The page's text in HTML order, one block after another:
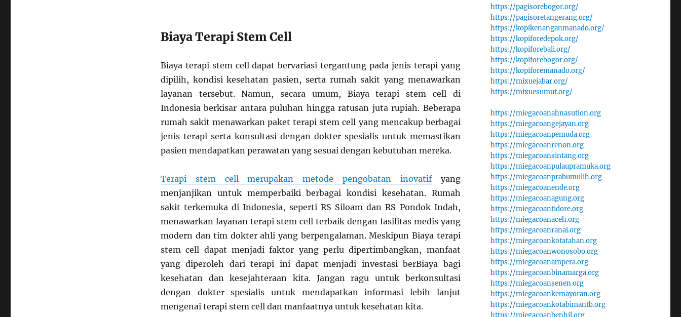
Biaya Terapi Stem Cell
Biaya terapi stem cell dapat bervariasi tergantung pada jenis terapi yang
dipilih, kondisi kesehatan pasien, serta rumah sakit yang menawarkan
layanan tersebut. Namun, secara umum, Biaya terapi stem cell di
Indonesia berkisar antara puluhan hingga ratusan juta rupiah. Beberapa
rumah sakit menawarkan paket terapi stem cell yang mencakup berbagai
jenis terapi serta konsultasi dengan dokter spesialis untuk memastikan
pasien mendapatkan perawatan yang sesuai dengan kebutuhan mereka.
Terapi stem cell merupakan metode pengobatan inovatifyang
menjanjikan untuk memperbaiki berbagai kondisi kesehatan. Rumah
sakit terkemuka di Indonesia, seperti RS Siloam dan RS Pondok Indah,
menawarkan layanan terapi stem cell terbaik dengan fasilitas medis yang
modern dan tim dokter ahli yang berpengalaman. Meskipun Biaya terapi
stem cell dapat menjadi faktor yang perlu dipertimbangkan, manfaat
yang diperoleh dari terapi ini dapat menjadi investasi berBiaya bagi
kesehatan dan kesejahteraan kita. Jangan ragu untuk berkonsultasi
dengan dokter spesialis untuk mendapatkan informasi lebih lanjut
mengenai terapi stem cell dan manfaatnya untuk kesehatan kita.
https://pagisorebogor.org/
https://pagisoretangerang.org/
https://kopikenanganmanado.org/
https://kopiforedepok.org/
https://kopiforebali.org/
https://kopiforebogor.org/
https://kopiforemanado.org/
https://mixuejabar.org/
https://mixuesumut.org/
https://miegacoanahnasution.org
https://miegacoangejayan.org
https://miegacoanpemuda.org
https://miegacoanrenon.org
https://miegacoansintang.org
https://miegacoanpulaupramuka.org
https://miegacoanprabumulih.org
https://miegacoanende.org
https://miegacoanagung.org
https://miegacoantidore.org
https://miegacoanaceh.org
https://miegacoanranai.org
https://miegacoankotatahan.org
https://miegacoanwonosobo.org
https://miegacoanampera.org
https://miegacoanbinamarga.org
https://miegacoansenen.org
https://miegacoankemayoran.org
https://miegacoankotabimantb.org
https://miegacoanbenhil.org